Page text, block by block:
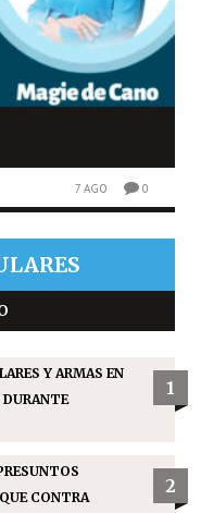
7 AGO 0
Y ARMAS EN
DURANTE
1
CONTRA
2